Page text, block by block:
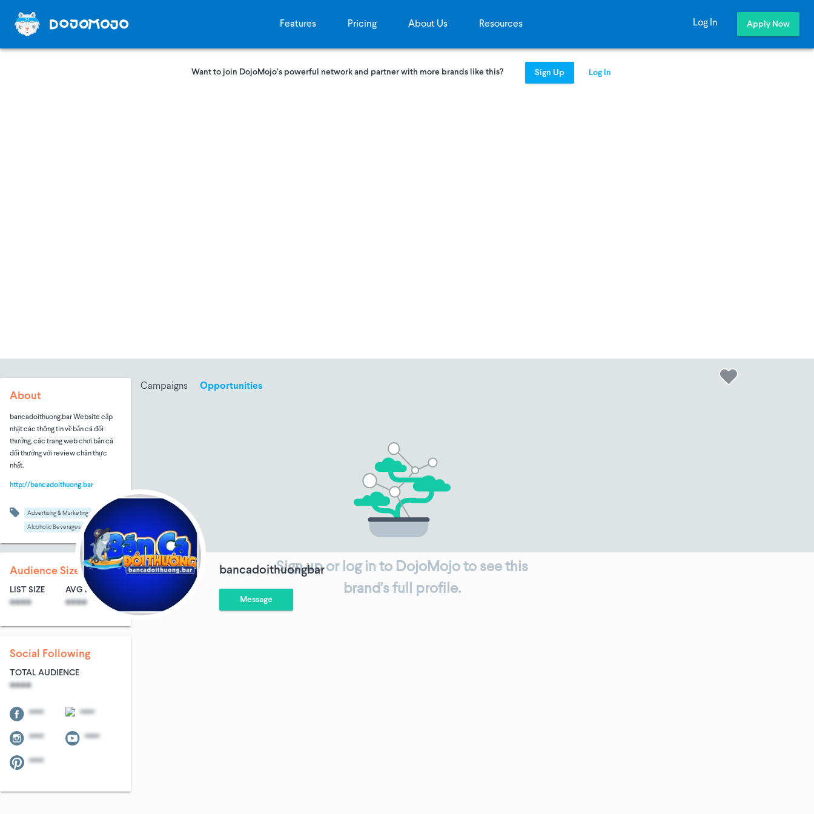
Features Pricing About Us Resources Log In Apply Now
Want to join DojoMojo’s powerful network and partner with more brands like this? Sign Up Log In
bancadoithuongbar
Message
About
bancadoithuong.bar Website cập
nhật các thông tin về bắn cá đổi
thưởng, các trang web chơi bắn cá
đổi thưởng với review chân thực
nhất.
http://bancadoithuong.bar
Advertising & Marketing
Alcoholic Beverages
Audience Size
LIST SIZE
****
AVG ENTRIES
****
Social Following
TOTAL AUDIENCE
****
**** ****
**** ****
****
Campaigns Opportunities
Sign up or log in to DojoMojo to see this
brand's full profile.